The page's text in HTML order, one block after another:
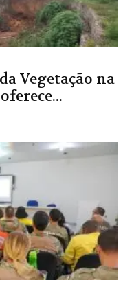
Vegetação na